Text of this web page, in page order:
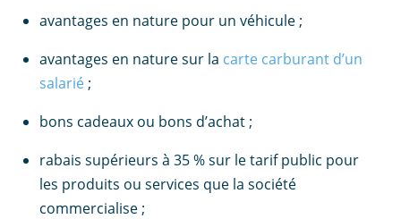
avantages en nature pour un véhicule ;
avantages en nature sur la carte carburant d’un
salarié ;
bons cadeaux ou bons d’achat ;
rabais supérieurs à 35 % sur le tarif public pour
les produits ou services que la société
commercialise ;